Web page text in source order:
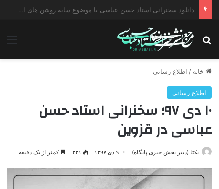
دانلود سخنرانی استاد حسن عباسی با موضوع چهار انتخاب ۱۴۰۰
جستجو برای
خانه / اطلاع رسانی
اطلاع رسانی
۱۰ دی ۹۷؛ سخنرانی استاد حسن
عباسی در قزوین
یکتا (دبیر بخش خبری پایگاه) ۹ دی ۱۳۹۷ ۳۳۱ کمتر از یک دقیقه